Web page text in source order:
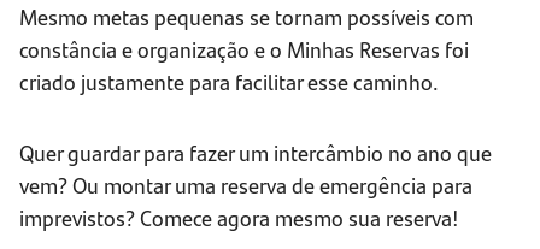
Mesmo metas pequenas se tornam possíveis com
constância e organização e o Minhas Reservas foi
criado justamente para facilitar esse caminho.
Quer guardar para fazer um intercâmbio no ano que
vem? Ou montar uma reserva de emergência para
imprevistos? Comece agora mesmo sua reserva!